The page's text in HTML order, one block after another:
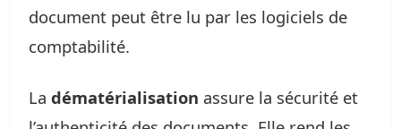
document peut être lu par les logiciels de
comptabilité.
La dématérialisation assure la sécurité et